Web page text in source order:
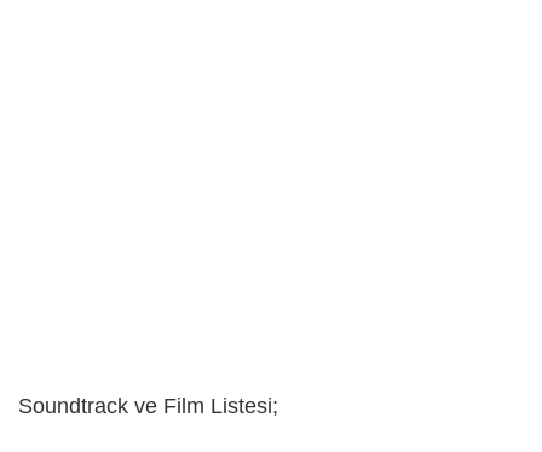
Soundtrack ve Film Listesi;